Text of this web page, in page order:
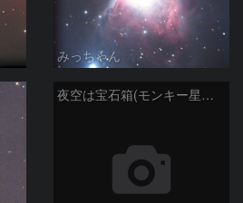
みっちゃん
夜空は宝石箱(モンキー星雲 NGC2174) Seestar50